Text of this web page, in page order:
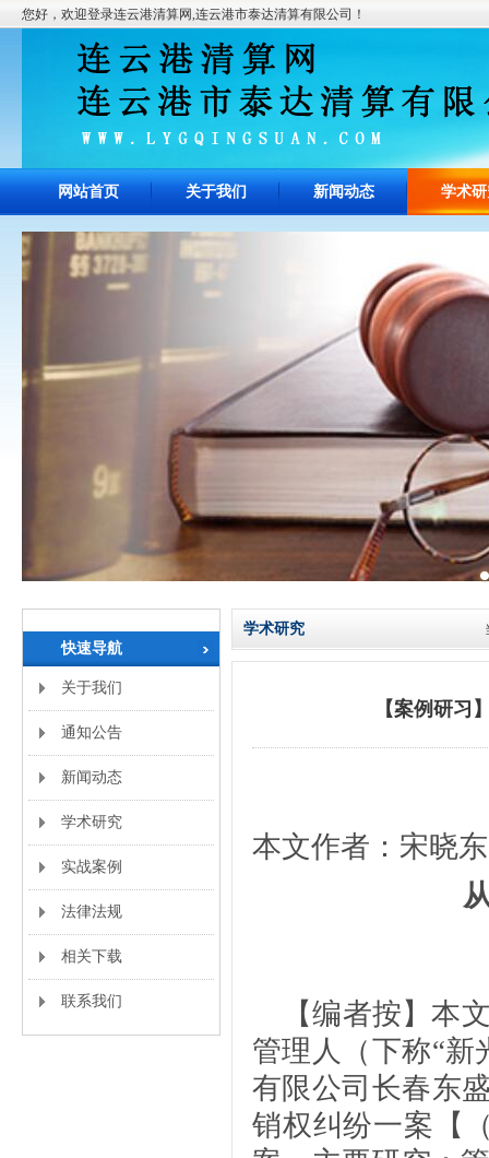
您好，欢迎登录连云港清算网,连云港市泰达清算有限公司！
网站首页 关于我们 新闻动态 学术研
快速导航
关于我们
通知公告
新闻动态
学术研究
实战案例
法律法规
相关下载
联系我们
学术研究
【案例研习
本文作者：宋晓
【编者按】本
管理人（下称“新
有限公司长春东
销权纠纷一案【